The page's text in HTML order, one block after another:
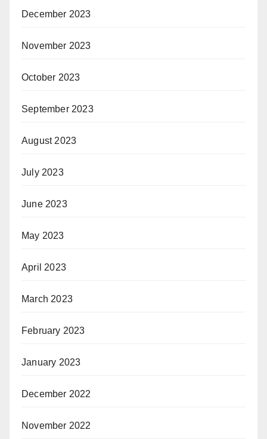
December 2023
November 2023
October 2023
September 2023
August 2023
July 2023
June 2023
May 2023
April 2023
March 2023
February 2023
January 2023
December 2022
November 2022